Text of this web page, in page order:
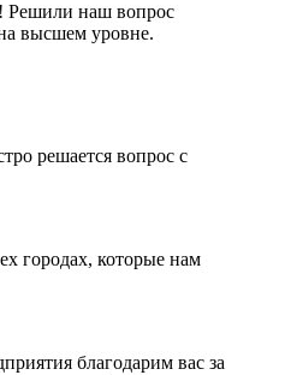
Решили наш вопрос
высшем уровне.
решается вопрос с
городах, которые нам
благодарим вас за